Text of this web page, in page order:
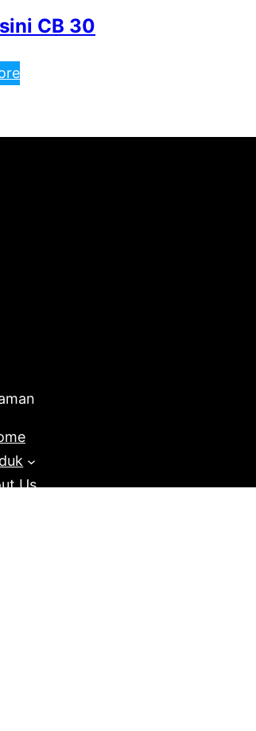
CB 30
Us